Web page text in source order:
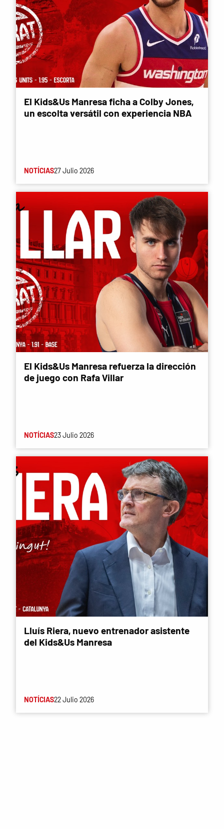
El Kids&Us Manresa ficha a Colby Jones,
un escolta versátil con experiencia NBA
NOTÍCIAS27 Julio 2026
El Kids&Us Manresa refuerza la dirección
de juego con Rafa Villar
NOTÍCIAS23 Julio 2026
Lluís Riera, nuevo entrenador asistente
del Kids&Us Manresa
NOTÍCIAS22 Julio 2026